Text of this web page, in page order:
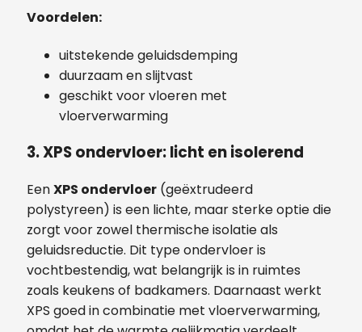
Voordelen:
uitstekende geluidsdemping
duurzaam en slijtvast
geschikt voor vloeren met
vloerverwarming
3. XPS ondervloer: licht en isolerend
EenXPS ondervloer (geëxtrudeerd
polystyreen) is een lichte, maar sterke optie die
zorgt voor zowel thermische isolatie als
geluidsreductie. Dit type ondervloer is
vochtbestendig, wat belangrijk is in ruimtes
zoals keukens of badkamers. Daarnaast werkt
XPS goed in combinatie met vloerverwarming,